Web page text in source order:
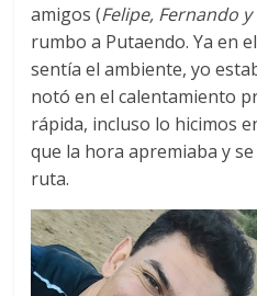
amigos (Felipe, Fernando
rumbo a Putaendo. Ya en
sentía el ambiente, yo
notó en el calentamiento
rápida, incluso lo hicimos
que la hora apremiaba y
ruta.